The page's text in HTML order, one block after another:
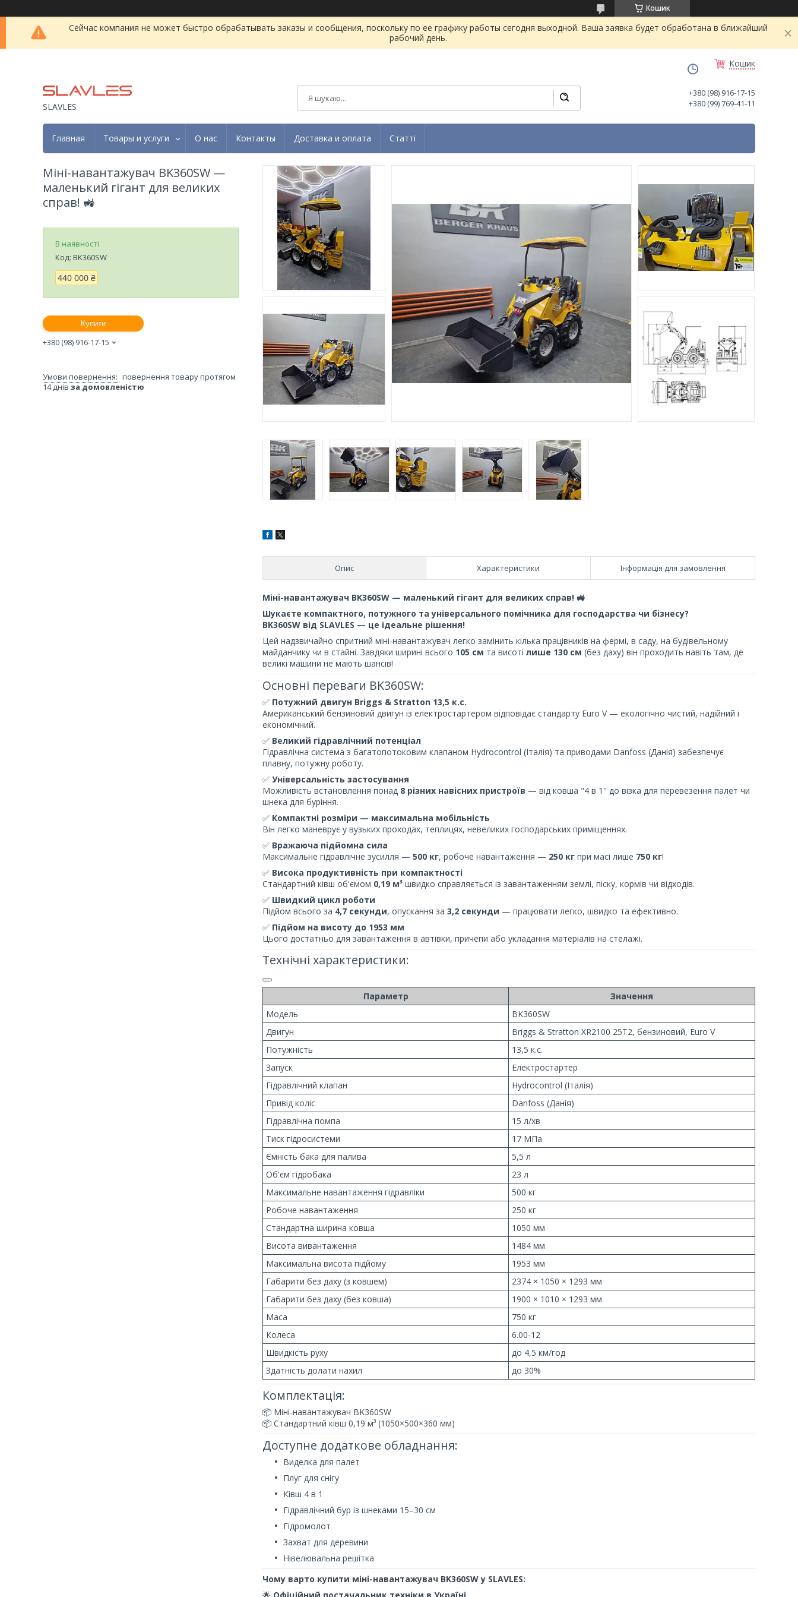
Кошик
Сейчас компания не может быстро обрабатывать заказы и сообщения, поскольку по ее графику работы сегодня выходной. Ваша заявка будет обработана в ближайший
рабочий день.
Кошик
SLAVLES
+380 (98) 916-17-15
+380 (99) 769-41-11
Главная Товары и услуги О нас Контакты Доставка и оплата Статті
Опис Характеристики Інформація для замовлення
Міні-навантажувач BK360SW — маленький гігант для великих справ! 🚜
Шукаєте компактного, потужного та універсального помічника для господарства чи бізнесу?
BK360SW від SLAVLES — це ідеальне рішення!
Цей надзвичайно спритний міні-навантажувач легко замінить кілька працівників на фермі, в саду, на будівельному
майданчику чи в стайні. Завдяки ширині всього 105 см та висоті лише 130 см (без даху) він проходить навіть там, де
великі машини не мають шансів!
Основні переваги BK360SW:
✅ Потужний двигун Briggs & Stratton 13,5 к.с.
Американський бензиновий двигун із електростартером відповідає стандарту Euro V — екологічно чистий, надійний і
економічний.
✅ Великий гідравлічний потенціал
Гідравлічна система з багатопотоковим клапаном Hydrocontrol (Італія) та приводами Danfoss (Данія) забезпечує
плавну, потужну роботу.
✅ Універсальність застосування
Можливість встановлення понад 8 різних навісних пристроїв — від ковша "4 в 1" до візка для перевезення палет чи
шнека для буріння.
✅ Компактні розміри — максимальна мобільність
Він легко маневрує у вузьких проходах, теплицях, невеликих господарських приміщеннях.
✅ Вражаюча підйомна сила
Максимальне гідравлічне зусилля — 500 кг, робоче навантаження — 250 кг при масі лише 750 кг!
✅ Висока продуктивність при компактності
Стандартний ківш об'ємом 0,19 м³ швидко справляється із завантаженням землі, піску, кормів чи відходів.
✅ Швидкий цикл роботи
Підйом всього за 4,7 секунди, опускання за 3,2 секунди — працювати легко, швидко та ефективно.
✅ Підйом на висоту до 1953 мм
Цього достатньо для завантаження в автівки, причепи або укладання матеріалів на стелажі.
Технічні характеристики:
Параметр
Значення
Модель
BK360SW
Двигун
Briggs & Stratton XR2100 25T2, бензиновий, Euro V
Потужність
13,5 к.с.
Запуск
Електростартер
Гідравлічний клапан
Hydrocontrol (Італія)
Привід коліс
Danfoss (Данія)
Гідравлічна помпа
15 л/хв
Тиск гідросистеми
17 МПа
Ємність бака для палива
5,5 л
Об'єм гідробака
23 л
Максимальне навантаження гідравліки
500 кг
Робоче навантаження
250 кг
Стандартна ширина ковша
1050 мм
Висота вивантаження
1484 мм
Максимальна висота підйому
1953 мм
Габарити без даху (з ковшем)
2374 × 1050 × 1293 мм
Габарити без даху (без ковша)
1900 × 1010 × 1293 мм
Маса
750 кг
Колеса
6.00-12
Швидкість руху
до 4,5 км/год
Здатність долати нахил
до 30%
Комплектація:
📦 Міні-навантажувач BK360SW
📦 Стандартний ківш 0,19 м³ (1050×500×360 мм)
Доступне додаткове обладнання:
Виделка для палет
Плуг для снігу
Ківш 4 в 1
Гідравлічний бур із шнеками 15–30 см
Гідромолот
Захват для деревини
Нівелювальна решітка
Чому варто купити міні-навантажувач BK360SW у SLAVLES:
Міні-навантажувач BK360SW —
маленький гігант для великих
справ! 🚜
В наявності
Код: BK360SW
440 000 ₴
Купити
+380 (98) 916-17-15
повернення товару протягом
14 днів за домовленістю